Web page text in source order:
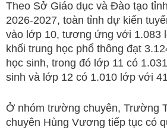
Theo Sở Giáo dục và Đào tạo
2026-2027, toàn tỉnh dự kiến
vào lớp 10, tương ứng với 1.083
khối trung học phổ thông đạt
học sinh, trong đó lớp 11 có
sinh và lớp 12 có 1.010 lớp với
Ở nhóm trường chuyên, Trường
chuyên Hùng Vương tiếp tục có